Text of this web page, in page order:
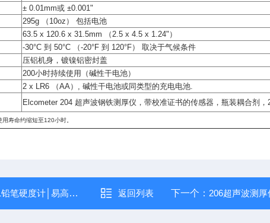
± 0.01mm或 ±0.001"
295g （10oz） 包括电池
63.5 x 120.6 x 31.5mm （2.5 x 4.5 x 1.24"）
-30°C 到 50°C （-20°F 到 120°F） 取决于气候条件
压铝机身，镀镍铝密封盖
200小时持续使用（碱性干电池）
2 x LR6 （AA）, 碱性干电池或同类型的充电电池.
Elcometer 204 超声波钢铁测厚仪，带校准证书的传感器，瓶装耦合剂
寿命约缩短至120小时。
铅笔硬度测试仪 返回列表 下一个： 206超声波测厚仪205超